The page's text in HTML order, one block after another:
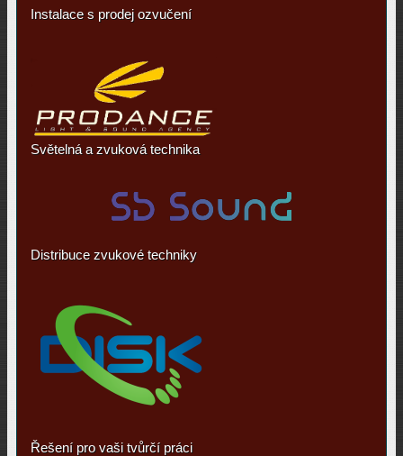
Instalace s prodej ozvučení
Světelná a zvuková technika
Distribuce zvukové techniky
Řešení pro vaši tvůrčí práci